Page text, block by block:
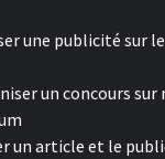
une publicité sur
un concours sur
un article et le